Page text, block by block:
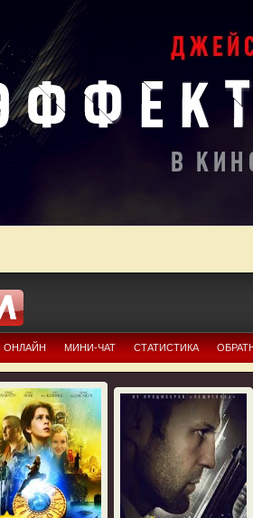
ОНЛАЙН МИНИ-ЧАТ СТАТИСТИКА